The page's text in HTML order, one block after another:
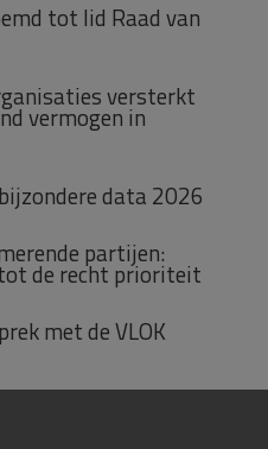
tot lid Raad van
versterkt
vermogen in
data 2026
partijen:
de recht prioriteit
met de VLOK